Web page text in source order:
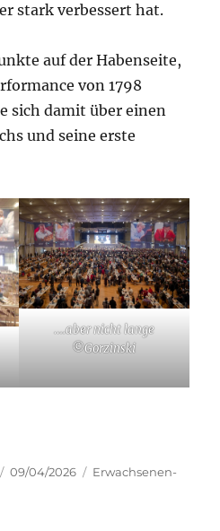
stark verbessert hat.
auf der Habenseite,
von 1798
sich damit über einen
und seine erste
….aber nicht lange
©Gorzinski
Veröffentlicht
09/04/2026 Kategorien
Erwachsenen-